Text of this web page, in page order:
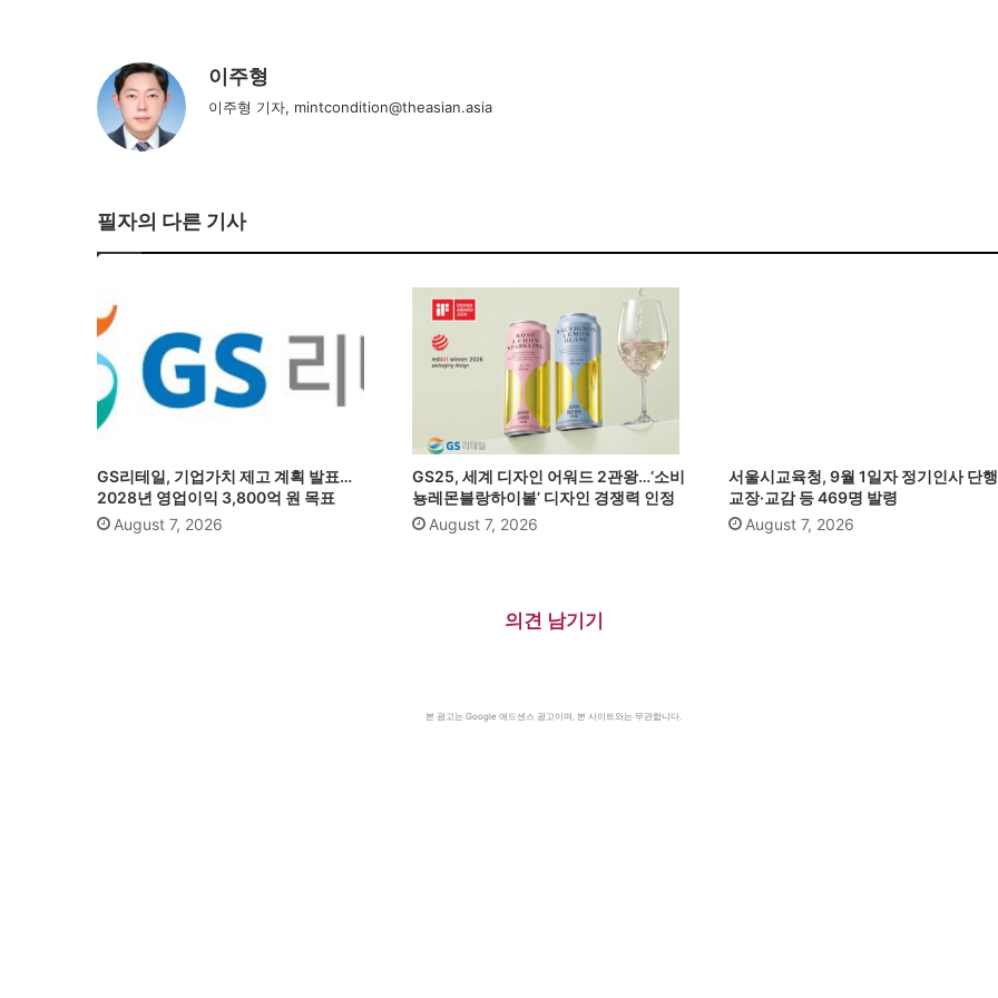
이주형
이주형 기자, mintcondition@theasian.asia
필자의 다른 기사
GS리테일, 기업가치 제고 계획 발표…
2028년 영업이익 3,800억 원 목표
August 7, 2026
GS25, 세계 디자인 어워드 2관왕…‘소비
뇽레몬블랑하이볼’ 디자인 경쟁력 인정
August 7, 2026
서울시교육청, 9월 1일자 정기인사 단
교장·교감 등 469명 발령
August 7, 2026
의견 남기기
본 광고는 Google 애드센스 광고이며, 본 사이트와는 무관합니다.